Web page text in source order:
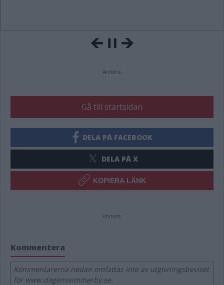
Annons:
Gå till startsidan
DELA PÅ FACEBOOK
DELA PÅ X
KOPIERA LÄNK
Annons:
Kommentera
Kommentarerna nedan omfattas inte av utgivningsbeviset
för www.dagensvimmerby.se.